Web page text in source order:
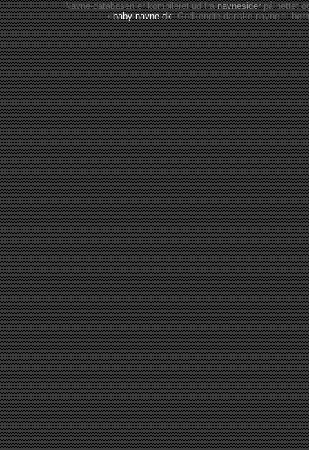
Navne-databasen er kompileret ud franavnesiderpå nettet
•baby-navne.dk: Godkendte danskenavne til børn